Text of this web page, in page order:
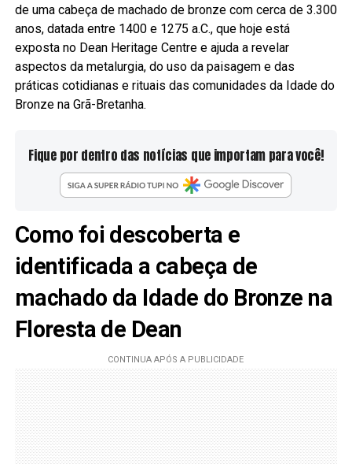
de uma cabeça de machado de bronze com cerca de 3.300
anos, datada entre 1400 e 1275 a.C., que hoje está
exposta no Dean Heritage Centre e ajuda a revelar
aspectos da metalurgia, do uso da paisagem e das
práticas cotidianas e rituais das comunidades da Idade do
Bronze na Grã-Bretanha.
Fique por dentro das notícias que importam para você!
Como foi descoberta e
identificada a cabeça de
machado da Idade do Bronze na
Floresta de Dean